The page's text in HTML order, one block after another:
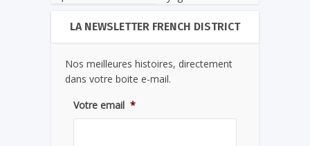
LA NEWSLETTER FRENCH DISTRICT
Nos meilleures histoires, directement
dans votre boite e-mail.
Votre email *